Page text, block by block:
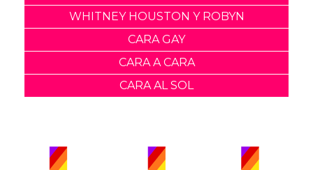
WHITNEY HOUSTON Y ROBYN
CARA GAY
CARA A CARA
CARA AL SOL